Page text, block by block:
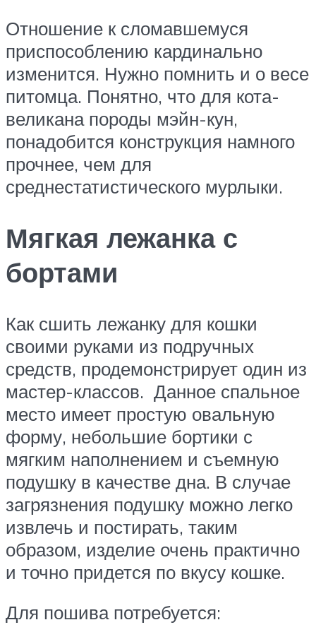
Отношение к сломавшемуся
приспособлению кардинально
изменится. Нужно помнить и о весе
питомца. Понятно, что для кота-
великана породы мэйн-кун,
понадобится конструкция намного
прочнее, чем для
среднестатистического мурлыки.
Мягкая лежанка с
бортами
Как сшить лежанку для кошки
своими руками из подручных
средств, продемонстрирует один из
мастер-классов. Данное спальное
место имеет простую овальную
форму, небольшие бортики с
мягким наполнением и съемную
подушку в качестве дна. В случае
загрязнения подушку можно легко
извлечь и постирать, таким
образом, изделие очень практично
и точно придется по вкусу кошке.
Для пошива потребуется: